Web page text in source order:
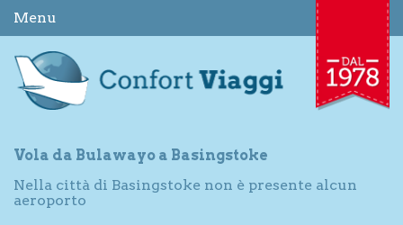
Menu
Vola da Bulawayo a Basingstoke
Nella città di Basingstoke non è presente alcun
aeroporto